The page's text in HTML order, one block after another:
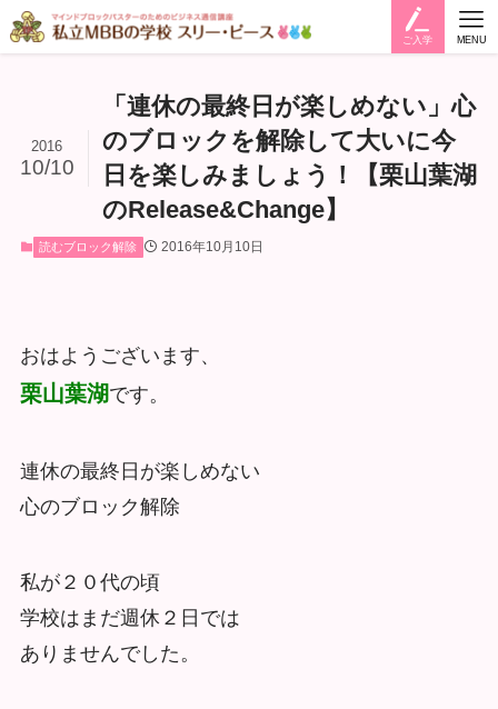
ご入学 MENU
「連休の最終日が楽しめない」心
のブロックを解除して大いに今
日を楽しみましょう！【栗山葉湖
のRelease&Change】
2016
10/10
読むブロック解除 2016年10月10日
おはようございます、
栗山葉湖です。
連休の最終日が楽しめない
心のブロック解除
私が２０代の頃
学校はまだ週休２日では
ありませんでした。